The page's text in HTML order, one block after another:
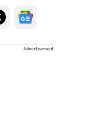
Advertisement